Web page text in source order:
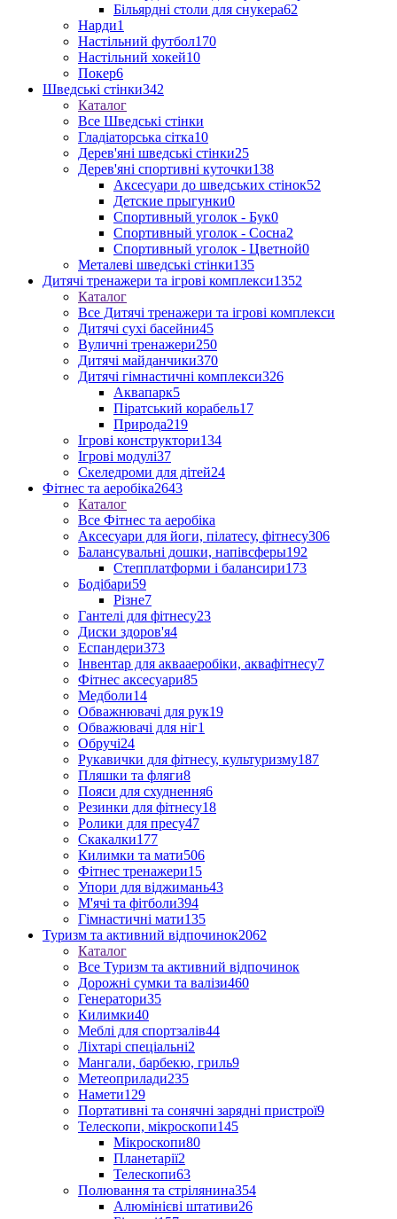
Більярдні столи для снукера62
Нарди1
Настільний футбол170
Настільний хокей10
Покер6
Шведські стінки342
Каталог
Все Шведські стінки
Гладіаторська сітка10
Дерев'яні шведські стінки25
Дерев'яні спортивні куточки138
Аксесуари до шведських стінок52
Детские прыгунки0
Спортивный уголок - Бук0
Спортивный уголок - Сосна2
Спортивный уголок - Цветной0
Металеві шведські стінки135
Дитячі тренажери та ігрові комплекси1352
Каталог
Все Дитячі тренажери та ігрові комплекси
Дитячі сухі басейни45
Вуличні тренажери250
Дитячі майданчики370
Дитячі гімнастичні комплекси326
Аквапарк5
Піратський корабель17
Природа219
Ігрові конструктори134
Ігрові модулі37
Скеледроми для дітей24
Фітнес та аеробіка2643
Каталог
Все Фітнес та аеробіка
Аксесуари для йоги, пілатесу, фітнесу306
Балансувальні дошки, напівсферы192
Степплатформи і балансири173
Бодібари59
Різне7
Гантелі для фітнесу23
Диски здоров'я4
Еспандери373
Інвентар для аквааеробіки, аквафітнесу7
Фітнес аксесуари85
Медболи14
Обважнювачі для рук19
Обважювачі для ніг1
Обручі24
Рукавички для фітнесу, культуризму187
Пляшки та фляги8
Пояси для схуднення6
Резинки для фітнесу18
Ролики для пресу47
Скакалки177
Килимки та мати506
Фітнес тренажери15
Упори для віджимань43
М'ячі та фітболи394
Гімнастичні мати135
Туризм та активний відпочинок2062
Каталог
Все Туризм та активний відпочинок
Дорожні сумки та валізи460
Генератори35
Килимки40
Меблі для спортзалів44
Ліхтарі спеціальні2
Мангали, барбекю, гриль9
Метеоприлади235
Намети129
Портативні та сонячні зарядні пристрої9
Телескопи, мікроскопи145
Мікроскопи80
Планетарії2
Телескопи63
Полювання та стрілянина354
Алюмінієві штативи26